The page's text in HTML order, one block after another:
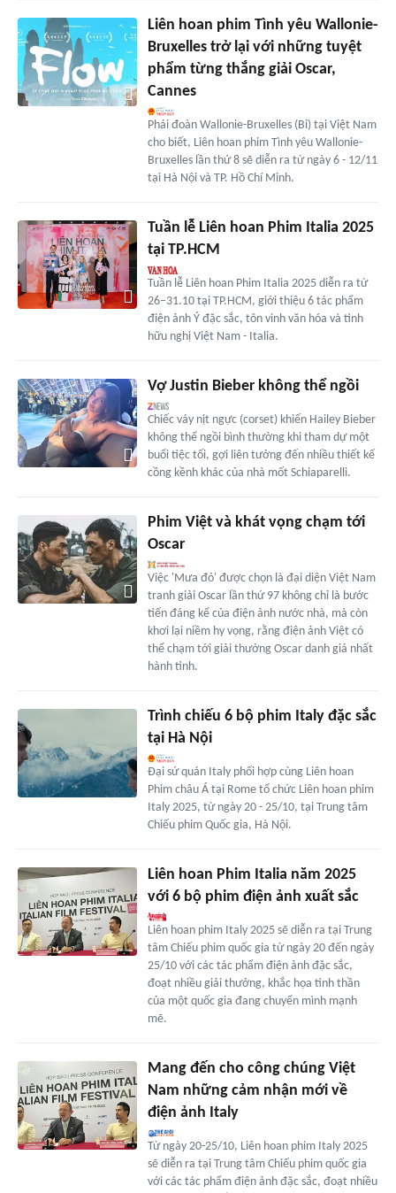
Liên hoan phim Tình yêu Wallonie-
Bruxelles trở lại với những tuyệt
phẩm từng thắng giải Oscar,
Cannes
Phái đoàn Wallonie-Bruxelles (Bỉ) tại Việt Nam
cho biết, Liên hoan phim Tình yêu Wallonie-
Bruxelles lần thứ 8 sẽ diễn ra từ ngày 6 - 12/11
tại Hà Nội và TP. Hồ Chí Minh.
Tuần lễ Liên hoan Phim Italia 2025
tại TP.HCM
Tuần lễ Liên hoan Phim Italia 2025 diễn ra từ
26–31.10 tại TP.HCM, giới thiệu 6 tác phẩm
điện ảnh Ý đặc sắc, tôn vinh văn hóa và tình
hữu nghị Việt Nam - Italia.
Vợ Justin Bieber không thể ngồi
Chiếc váy nịt ngực (corset) khiến Hailey Bieber
không thể ngồi bình thường khi tham dự một
buổi tiệc tối, gợi liên tưởng đến nhiều thiết kế
cồng kềnh khác của nhà mốt Schiaparelli.
Phim Việt và khát vọng chạm tới
Oscar
Việc 'Mưa đỏ' được chọn là đại diện Việt Nam
tranh giải Oscar lần thứ 97 không chỉ là bước
tiến đáng kể của điện ảnh nước nhà, mà còn
khơi lại niềm hy vọng, rằng điện ảnh Việt có
thể chạm tới giải thưởng Oscar danh giá nhất
hành tinh.
Trình chiếu 6 bộ phim Italy đặc sắc
tại Hà Nội
Đại sứ quán Italy phối hợp cùng Liên hoan
Phim châu Á tại Rome tổ chức Liên hoan phim
Italy 2025, từ ngày 20 - 25/10, tại Trung tâm
Chiếu phim Quốc gia, Hà Nội.
Liên hoan Phim Italia năm 2025
với 6 bộ phim điện ảnh xuất sắc
Liên hoan phim Italy 2025 sẽ diễn ra tại Trung
tâm Chiếu phim quốc gia từ ngày 20 đến ngày
25/10 với các tác phẩm điện ảnh đặc sắc,
đoạt nhiều giải thưởng, khắc họa tinh thần
của một quốc gia đang chuyển mình mạnh
mẽ.
Mang đến cho công chúng Việt
Nam những cảm nhận mới về
điện ảnh Italy
Từ ngày 20-25/10, Liên hoan phim Italy 2025
sẽ diễn ra tại Trung tâm Chiếu phim quốc gia
với các tác phẩm điện ảnh đặc sắc, đoạt nhiều